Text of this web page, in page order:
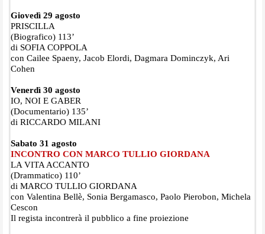
Giovedì 29 agosto
PRISCILLA
(Biografico) 113’
di SOFIA COPPOLA
con Cailee Spaeny, Jacob Elordi, Dagmara Dominczyk, Ari
Cohen
Venerdì 30 agosto
IO, NOI E GABER
(Documentario) 135’
di RICCARDO MILANI
Sabato 31 agosto
INCONTRO CON MARCO TULLIO GIORDANA
LA VITA ACCANTO
(Drammatico) 110’
di MARCO TULLIO GIORDANA
con Valentina Bellè, Sonia Bergamasco, Paolo Pierobon, Michela
Cescon
Il regista incontrerà il pubblico a fine proiezione